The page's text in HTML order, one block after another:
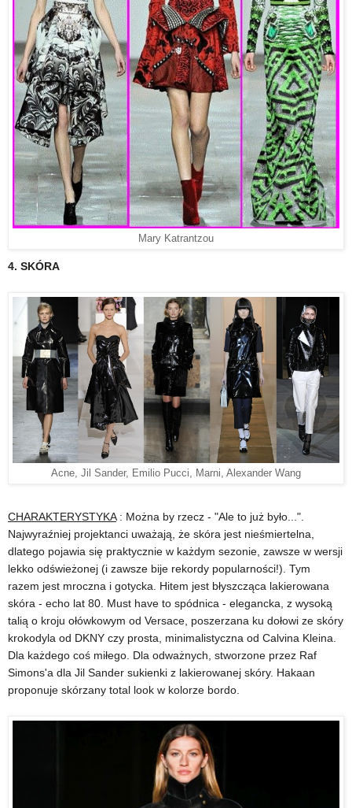
Mary Katrantzou
4. SKÓRA
Acne, Jil Sander, Emilio Pucci, Marni, Alexander Wang
CHARAKTERYSTYKA: Można by rzecz - "Ale to już było...".
Najwyraźniej projektanci uważają, że skóra jest nieśmiertelna,
dlatego pojawia się praktycznie w każdym sezonie, zawsze w wersji
lekko odświeżonej (i zawsze bije rekordy popularności!). Tym
razem jest mroczna i gotycka. Hitem jest błyszcząca lakierowana
skóra - echo lat 80. Must have to spódnica - elegancka, z wysoką
talią o kroju ołówkowym od Versace, poszerzana ku dołowi ze skóry
krokodyla od DKNY czy prosta, minimalistyczna od Calvina Kleina.
Dla każdego coś miłego. Dla odważnych, stworzone przez Raf
Simons'a dla Jil Sander sukienki z lakierowanej skóry. Hakaan
proponuje skórzany total look w kolorze bordo.